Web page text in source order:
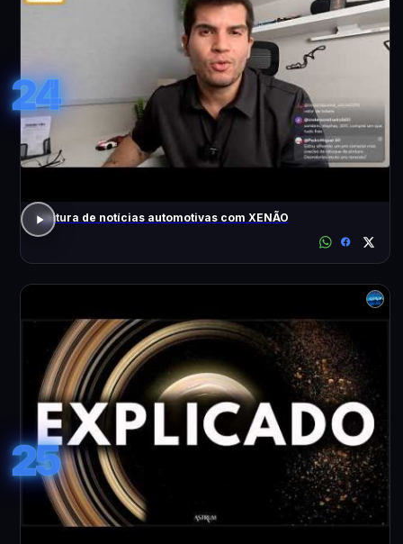
24
Leitura de notícias automotivas com XENÃO
25